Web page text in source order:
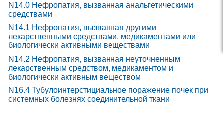
N14.0 Нефропатия, вызванная анальгетическими
средствами
N14.1 Нефропатия, вызванная другими
лекарственными средствами, медикаментами или
биологически активными веществами
N14.2 Нефропатия, вызванная неуточненным
лекарственным средством, медикаментом и
биологически активным веществом
N16.4 Тубулоинтерстициальное поражение почек при
системных болезнях соединительной ткани